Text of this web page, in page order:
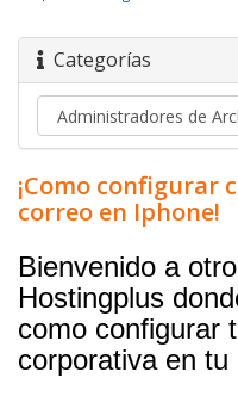
Categorías
¡Como configurar
correo en Iphone!
Bienvenido a
Hostingplus
como configurar
corporativa en tu